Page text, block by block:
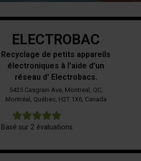
ELECTROBAC
Recyclage de petits appareils
électroniques à l'aide d'un
réseau d' Electrobacs.
5425 Casgrain Ave, Montreal, QC,
Montréal, Québec, H2T 1X6, Canada
Basé sur 2 évaluations